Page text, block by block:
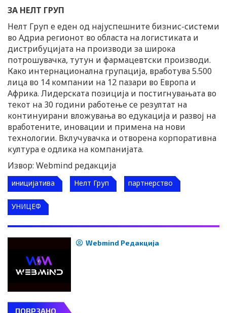
ЗА НЕЛТ ГРУП
Нелт Груп е еден од најуспешните бизнис-системи
во Адриа регионот во областа на логистиката и
дистрибуцијата на производи за широка
потрошувачка, тутун и фармацевтски производи.
Како интернационална групација, вработува 5.500
лица во 14 компании на 12 пазари во Европа и
Африка. Лидерската позиција и постигнувањата во
текот на 30 години работење се резултат на
континуирани вложувања во едукација и развој на
вработените, иновации и примена на нови
технологии. Вклучувачка и отворена корпоративна
култура е одлика на компанијата.
Извор: Webmind редакција
иницијатива Нелт Груп партнерство
УНИЦЕФ
Webmind Редакција
ПОВРЗАНО